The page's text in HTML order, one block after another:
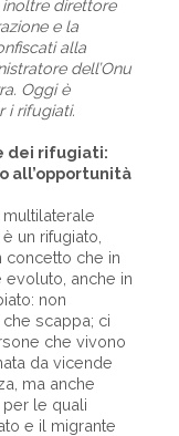
direttore
e la
alla
dell’Onu
Oggi è
i rifugiati.
dei rifugiati:
all’opportunità
multilaterale
un rifugiato,
concetto che in
anche in
non
scappa; ci
che vivono
da vicende
ma anche
per le quali
e il migrante